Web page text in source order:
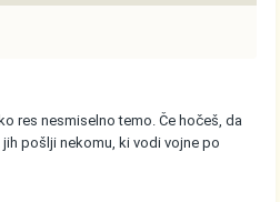
res nesmiselno temo. Če hočeš, da
pošlji nekomu, ki vodi vojne po